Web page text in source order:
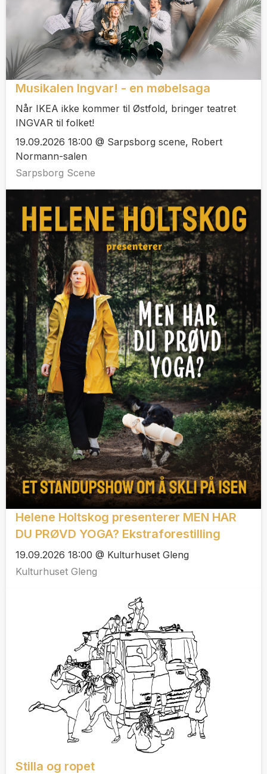
Musikalen Ingvar! - en møbelsaga
Når IKEA ikke kommer til Østfold, bringer teatret
INGVAR til folket!
19.09.2026 18:00 @ Sarpsborg scene, Robert
Normann-salen
Sarpsborg Scene
Helene Holtskog presenterer MEN HAR
DU PRØVD YOGA? Ekstraforestilling
19.09.2026 18:00 @ Kulturhuset Gleng
Kulturhuset Gleng
Stilla og ropet